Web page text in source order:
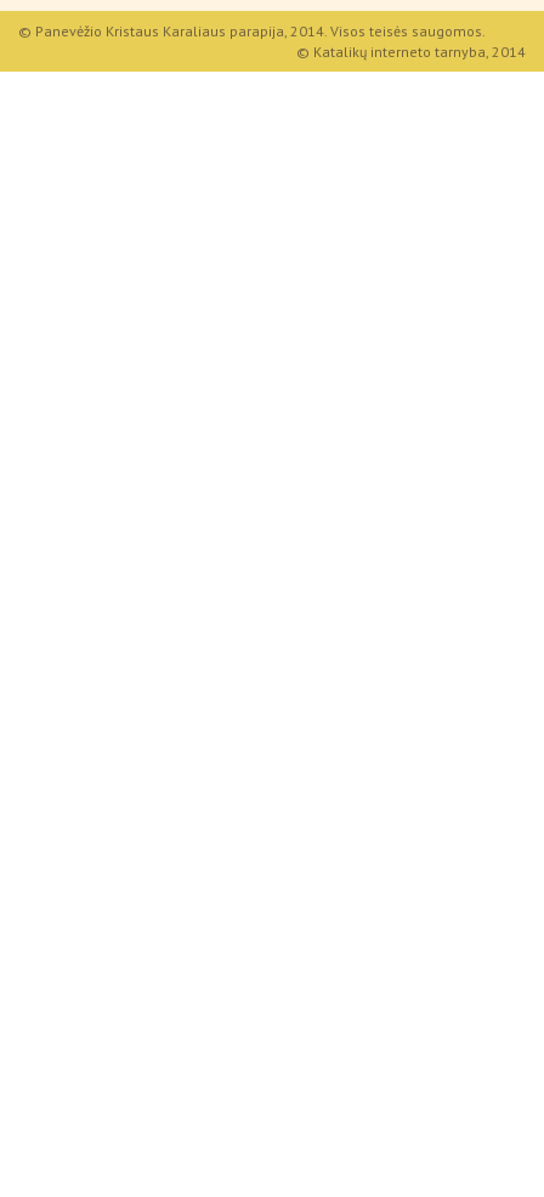
© Panevėžio Kristaus Karaliaus parapija, 2014. Visos teisės saugomos.
© Katalikų interneto tarnyba, 2014